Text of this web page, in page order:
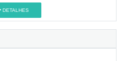
DETALHES